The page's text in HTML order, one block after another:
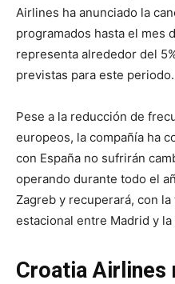
Airlines ha anunciado la
programados hasta el mes
representa alrededor del
previstas para este periodo.
Pese a la reducción de
europeos, la compañía ha
con España no sufrirán
operando durante todo el
Zagreb y recuperará, con
estacional entre Madrid y la
Croatia Airlines